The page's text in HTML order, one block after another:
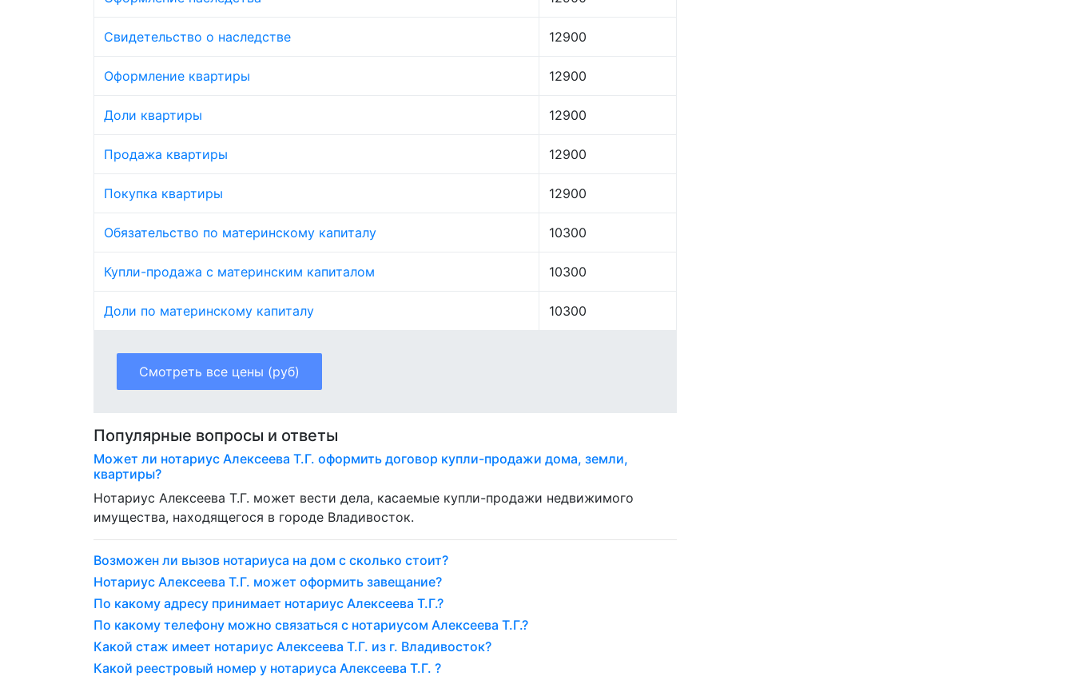
Свидетельство о наследстве 12900
Оформление квартиры 12900
Доли квартиры 12900
Продажа квартиры 12900
Покупка квартиры 12900
Обязательство по материнскому капиталу 10300
Купли-продажа с материнским капиталом 10300
Доли по материнскому капиталу 10300
Смотреть все цены (руб)
Популярные вопросы и ответы
Может ли нотариус Алексеева Т.Г. оформить договор купли-продажи дома, земли,
квартиры?
Нотариус Алексеева Т.Г. может вести дела, касаемые купли-продажи недвижимого
имущества, находящегося в городе Владивосток.
Возможен ли вызов нотариуса на дом с сколько стоит?
Нотариус Алексеева Т.Г. может оформить завещание?
По какому адресу принимает нотариус Алексеева Т.Г.?
По какому телефону можно связаться с нотариусом Алексеева Т.Г.?
Какой стаж имеет нотариус Алексеева Т.Г. из г. Владивосток?
Какой реестровый номер у нотариуса Алексеева Т.Г. ?